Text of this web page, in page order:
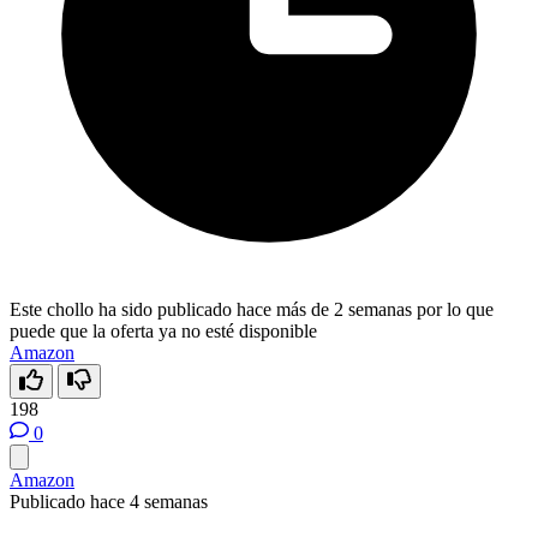
Este chollo ha sido publicado hace más de 2 semanas por lo que
puede que la oferta ya no esté disponible
Amazon
198
0
Amazon
Publicado hace 4 semanas